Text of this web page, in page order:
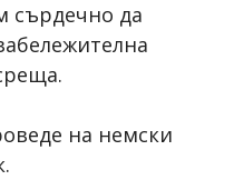
сърдечно да
на немски